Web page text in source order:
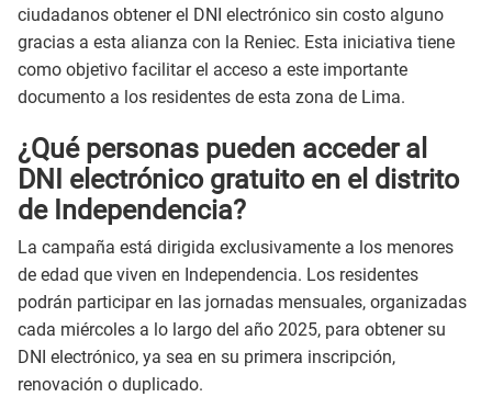
ciudadanos obtener el DNI electrónico sin costo alguno
gracias a esta alianza con la Reniec. Esta iniciativa tiene
como objetivo facilitar el acceso a este importante
documento a los residentes de esta zona de Lima.
¿Qué personas pueden acceder al
DNI electrónico gratuito en el distrito
de Independencia?
La campaña está dirigida exclusivamente a los menores
de edad que viven en Independencia. Los residentes
podrán participar en las jornadas mensuales, organizadas
cada miércoles a lo largo del año 2025, para obtener su
DNI electrónico, ya sea en su primera inscripción,
renovación o duplicado.